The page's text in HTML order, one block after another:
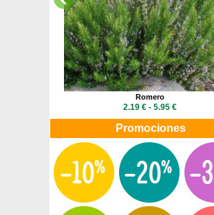
Romero
2.19 € - 5.95 €
Promociones